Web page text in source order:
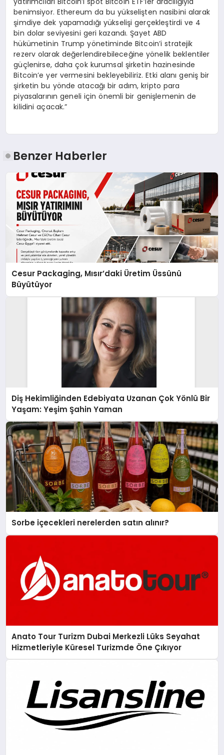
benimsiyor. Ethereum da bu yükselişten nasibini alarak
şimdiye dek yapamadığı yükselişi gerçekleştirdi ve 4
bin dolar seviyesini geri kazandı. Şayet ABD
hükümetinin Trump yönetiminde Bitcoin’i stratejik
rezerv olarak değerlendirebileceğine yönelik beklentiler
güçlenirse, daha çok kurumsal şirketin hazinesinde
Bitcoin’e yer vermesini bekleyebiliriz. Etki alanı geniş bir
şirketin bu yönde atacağı bir adım, kripto para
piyasalarının geneli için önemli bir genişlemenin de
kilidini açacak.”
Benzer Haberler
Cesur Packaging, Mısır’daki Üretim Üssünü
Büyütüyor
Diş Hekimliğinden Edebiyata Uzanan Çok Yönlü Bir
Yaşam: Yeşim Şahin Yaman
Sorbe içecekleri nerelerden satın alınır?
Anato Tour Turizm Dubai Merkezli Lüks Seyahat
Hizmetleriyle Küresel Turizmde Öne Çıkıyor